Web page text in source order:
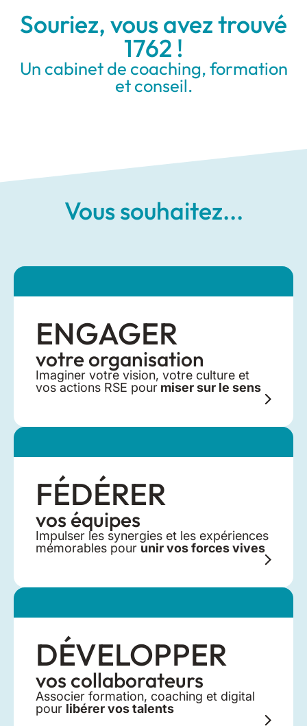
Souriez, vous avez trouvé
1762 !
Un cabinet de coaching, formation
et conseil.
Vous souhaitez...
ENGAGER
votre organisation
Imaginer votre vision, votre culture et
vos actions RSE pour miser sur le sens
FÉDÉRER
vos équipes
Impulser les synergies et les expériences
mémorables pour unir vos forces vives
DÉVELOPPER
vos collaborateurs
Associer formation, coaching et digital
pour libérer vos talents